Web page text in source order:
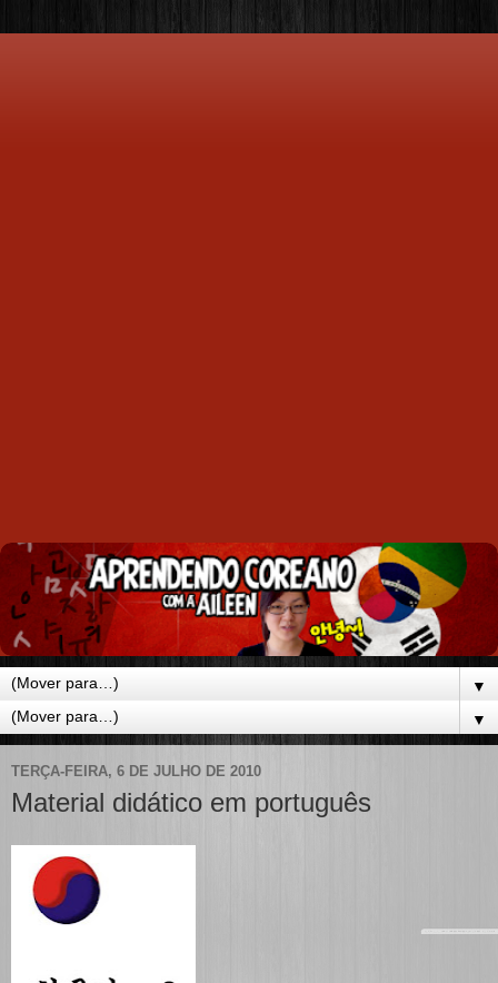
▼
▼
TERÇA-FEIRA, 6 DE JULHO DE 2010
Material didático em português